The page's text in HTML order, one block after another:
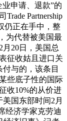
申请、退款”的
Partnership
仍正在手中，整
为代替被美国最
20日，美国总
征收姑且进口关
与的，该条目
些底子性的国际
收10%的从价进
国东部时间2月
经济学家克劳迪